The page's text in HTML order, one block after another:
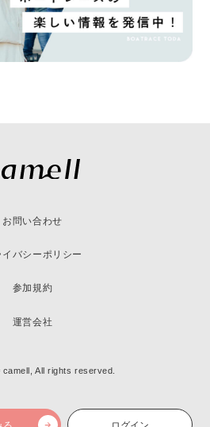
お問い合わせ
イバシーポリシー
参加規約
運営会社
All rights reserved.